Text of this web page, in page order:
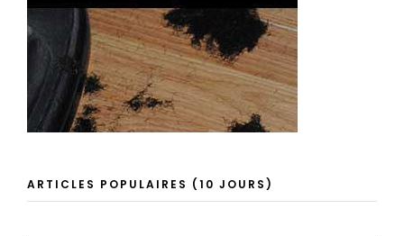
ARTICLES POPULAIRES (10 JOURS)